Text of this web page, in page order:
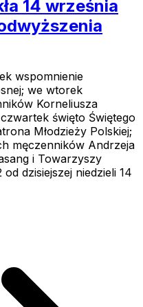
14 września
wspomnienie
we wtorek
Korneliusza
święto Świętego
Młodzieży Polskiej;
męczenników Andrzeja
i Towarzyszy
dzisiejszej niedzieli 14